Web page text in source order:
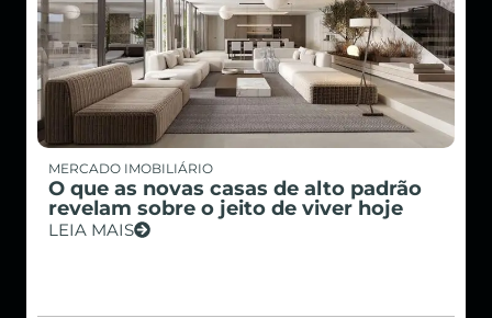
MERCADO IMOBILIÁRIO
O que as novas casas de alto padrão
revelam sobre o jeito de viver hoje
LEIA MAIS